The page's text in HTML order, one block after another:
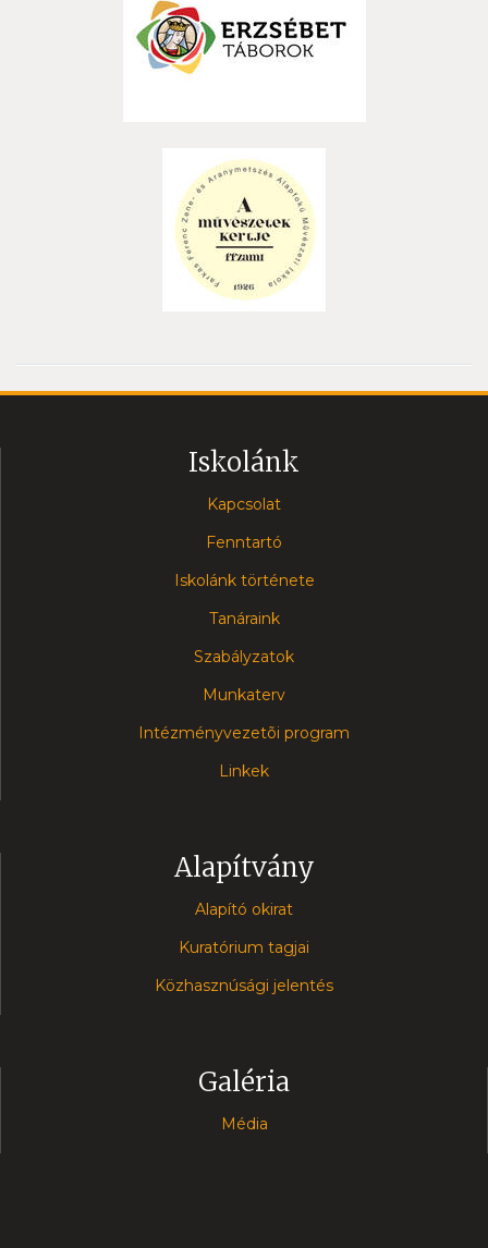
Iskolánk
Kapcsolat
Fenntartó
Iskolánk története
Tanáraink
Szabályzatok
Munkaterv
Intézményvezetõi program
Linkek
Alapítvány
Alapító okirat
Kuratórium tagjai
Közhasznúsági jelentés
Galéria
Média